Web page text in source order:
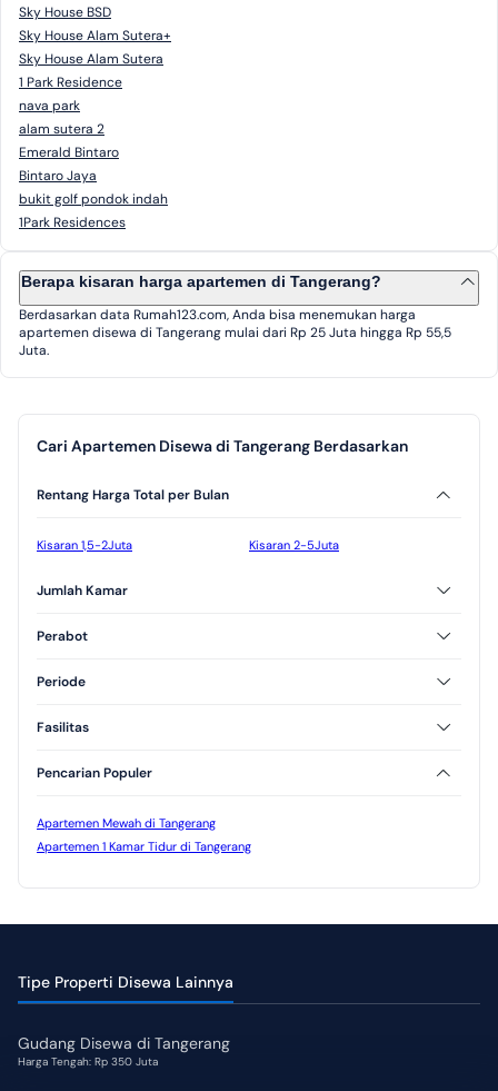
Sky House BSD
Sky House Alam Sutera+
Sky House Alam Sutera
1 Park Residence
nava park
alam sutera 2
Emerald Bintaro
Bintaro Jaya
bukit golf pondok indah
1Park Residences
Berapa kisaran harga apartemen di Tangerang?
Berdasarkan data Rumah123.com, Anda bisa menemukan harga
apartemen disewa di Tangerang mulai dari Rp 25 Juta hingga Rp 55,5
Juta.
Cari Apartemen Disewa di Tangerang Berdasarkan
Rentang Harga Total per Bulan
Kisaran 1,5-2Juta Kisaran 2-5Juta
Jumlah Kamar
2 Kamar Tidur
Perabot
Furnished
Periode
Tahunan
Fasilitas
CCTV
Pencarian Populer
Apartemen Mewah di Tangerang
Apartemen 1 Kamar Tidur di Tangerang
Tipe Properti Disewa Lainnya
Gudang Disewa di Tangerang
Harga Tengah: Rp 350 Juta